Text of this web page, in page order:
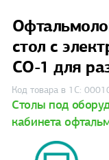
стол с
СО-1 для
Код товара в 1С:
Столы под
кабинета